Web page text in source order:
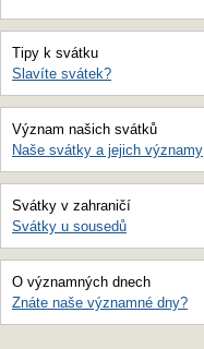
Tipy k svátku
Slavíte svátek?
Význam našich svátků
Naše svátky a jejich významy
Svátky v zahraničí
Svátky u sousedů
O významných dnech
Znáte naše významné dny?